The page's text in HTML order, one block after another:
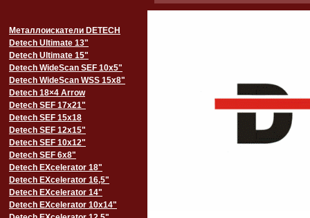
Металлоискатели DETECH
Detech Ultimate 13"
Detech Ultimate 15"
Detech WideScan SEF 10х5"
Detech WideScan WSS 15х8"
Detech 18×4 Arrow
Detech SEF 17х21"
Detech SEF 15х18
Detech SEF 12х15"
Detech SEF 10х12"
Detech SEF 6х8"
Detech EXcelerator 18"
Detech EXcelerator 16,5"
Detech EXcelerator 14"
Detech EXcelerator 10x14"